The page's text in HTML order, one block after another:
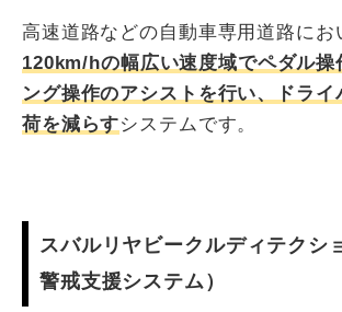
高速道路などの自動車専用道路にお
120km/hの幅広い速度域でペダル操
ング操作のアシストを行い、ドライ
荷を減らすシステムです。
スバルリヤビークルディテクシ
警戒支援システム）